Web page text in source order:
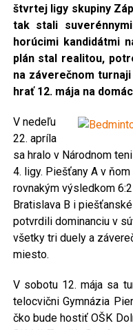
štvrtej ligy skupiny
tak stali
horúcimi kandidátmi
plán stal realitou,
na záverečnom
hrať 12. mája na
V nedeľu
22. apríla
sa hralo v Národnom
4. ligy. Piešťany A v
rovnakým výsledkom
Bratislava B i
potvrdili dominanciu v
všetky tri duely a
miesto.
V sobotu 12. mája sa
telocvični Gymnázia
čko bude hostiť OŠK